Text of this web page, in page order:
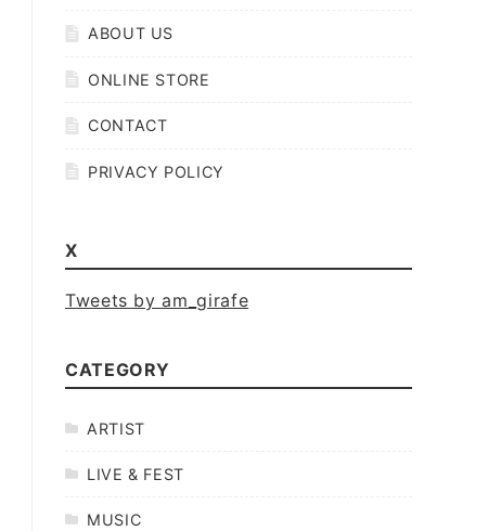
ABOUT US
ONLINE STORE
CONTACT
PRIVACY POLICY
X
Tweets by am_girafe
CATEGORY
ARTIST
LIVE & FEST
MUSIC